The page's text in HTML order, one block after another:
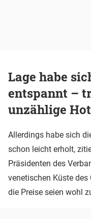
Lage habe
entspannt –
unzählige
Allerdings habe sich
schon leicht erholt,
Präsidenten des
venetischen Küste des
die Preise seien wohl